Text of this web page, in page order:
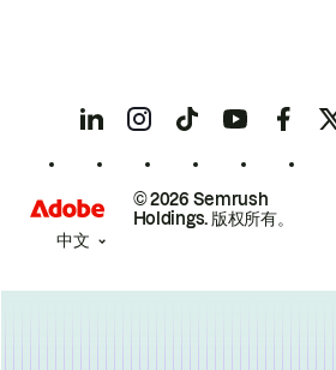
© 2026 Semrush
Holdings. 版权所有。
中文